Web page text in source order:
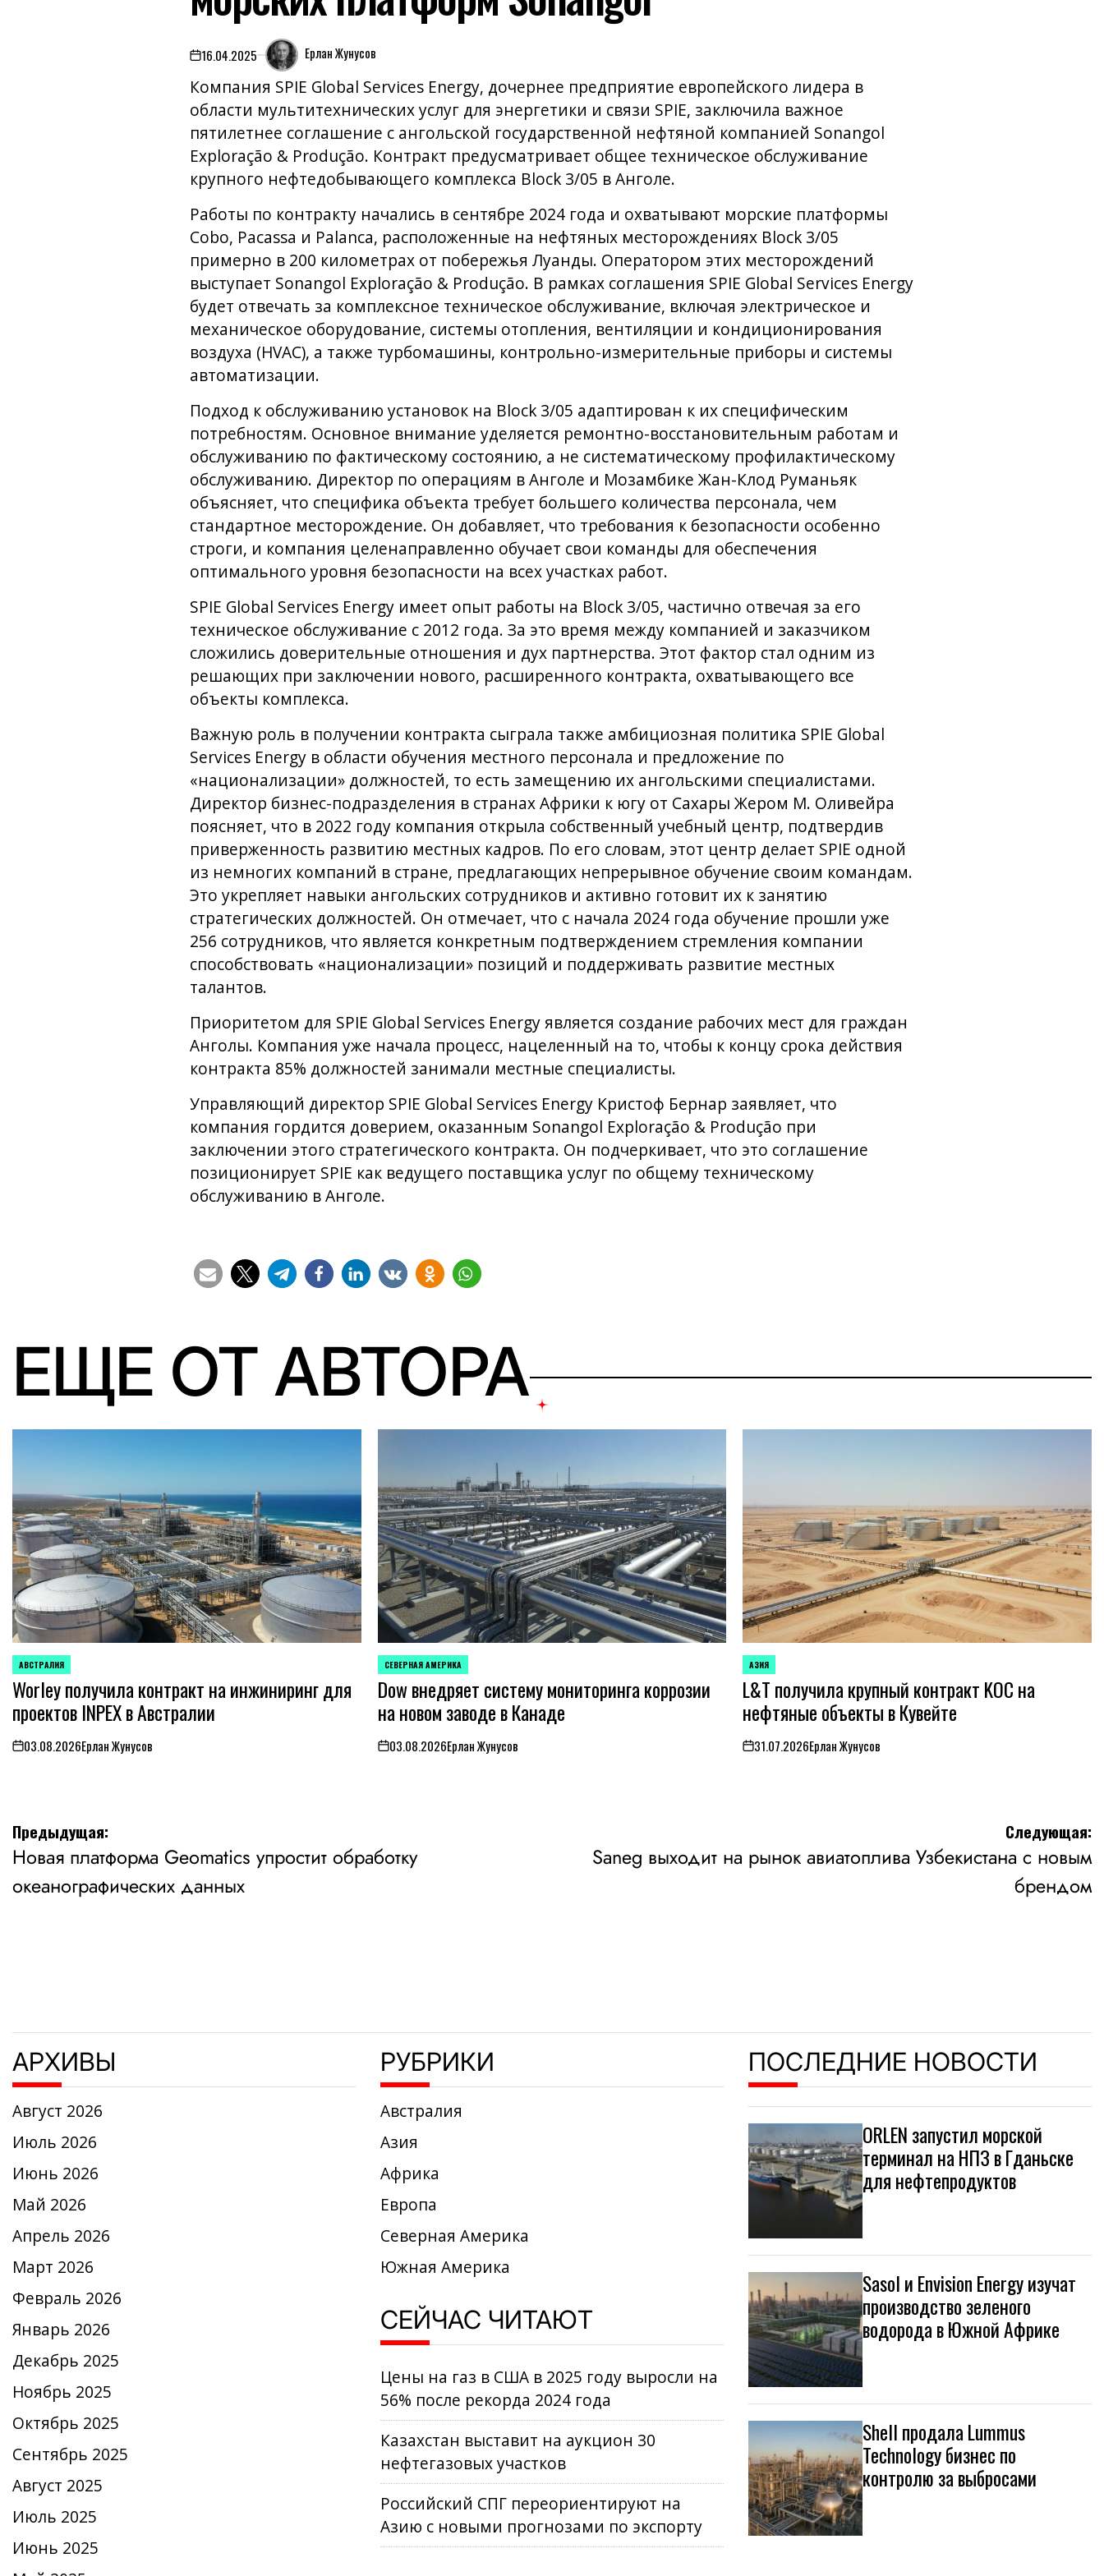
on16.04.2025 Ерлан Жунусов
Компания SPIE Global Services Energy, дочернее предприятие европейского лидера в
области мультитехнических услуг для энергетики и связи SPIE, заключила важное
пятилетнее соглашение с ангольской государственной нефтяной компанией Sonangol
Exploração & Produção. Контракт предусматривает общее техническое обслуживание
крупного нефтедобывающего комплекса Block 3/05 в Анголе.
Работы по контракту начались в сентябре 2024 года и охватывают морские платформы
Cobo, Pacassa и Palanca, расположенные на нефтяных месторождениях Block 3/05
примерно в 200 километрах от побережья Луанды. Оператором этих месторождений
выступает Sonangol Exploração & Produção. В рамках соглашения SPIE Global Services Energy
будет отвечать за комплексное техническое обслуживание, включая электрическое и
механическое оборудование, системы отопления, вентиляции и кондиционирования
воздуха (HVAC), а также турбомашины, контрольно-измерительные приборы и системы
автоматизации.
Подход к обслуживанию установок на Block 3/05 адаптирован к их специфическим
потребностям. Основное внимание уделяется ремонтно-восстановительным работам и
обслуживанию по фактическому состоянию, а не систематическому профилактическому
обслуживанию. Директор по операциям в Анголе и Мозамбике Жан-Клод Руманьяк
объясняет, что специфика объекта требует большего количества персонала, чем
стандартное месторождение. Он добавляет, что требования к безопасности особенно
строги, и компания целенаправленно обучает свои команды для обеспечения
оптимального уровня безопасности на всех участках работ.
SPIE Global Services Energy имеет опыт работы на Block 3/05, частично отвечая за его
техническое обслуживание с 2012 года. За это время между компанией и заказчиком
сложились доверительные отношения и дух партнерства. Этот фактор стал одним из
решающих при заключении нового, расширенного контракта, охватывающего все
объекты комплекса.
Важную роль в получении контракта сыграла также амбициозная политика SPIE Global
Services Energy в области обучения местного персонала и предложение по
«национализации» должностей, то есть замещению их ангольскими специалистами.
Директор бизнес-подразделения в странах Африки к югу от Сахары Жером М. Оливейра
поясняет, что в 2022 году компания открыла собственный учебный центр, подтвердив
приверженность развитию местных кадров. По его словам, этот центр делает SPIE одной
из немногих компаний в стране, предлагающих непрерывное обучение своим командам.
Это укрепляет навыки ангольских сотрудников и активно готовит их к занятию
стратегических должностей. Он отмечает, что с начала 2024 года обучение прошли уже
256 сотрудников, что является конкретным подтверждением стремления компании
способствовать «национализации» позиций и поддерживать развитие местных
талантов.
Приоритетом для SPIE Global Services Energy является создание рабочих мест для граждан
Анголы. Компания уже начала процесс, нацеленный на то, чтобы к концу срока действия
контракта 85% должностей занимали местные специалисты.
Управляющий директор SPIE Global Services Energy Кристоф Бернар заявляет, что
компания гордится доверием, оказанным Sonangol Exploração & Produção при
заключении этого стратегического контракта. Он подчеркивает, что это соглашение
позиционирует SPIE как ведущего поставщика услуг по общему техническому
обслуживанию в Анголе.
ЕЩЕ ОТ АВТОРА
ОПУБЛИКОВАНО
В
АВСТРАЛИЯ
Worley получила контракт на инжиниринг для
проектов INPEX в Австралии
on03.08.2026Ерлан Жунусов
ОПУБЛИКОВАНО
В
СЕВЕРНАЯ АМЕРИКА
Dow внедряет систему мониторинга коррозии
на новом заводе в Канаде
on03.08.2026Ерлан Жунусов
ОПУБЛИКОВАНО
В
АЗИЯ
L&T получила крупный контракт KOC на
нефтяные объекты в Кувейте
on31.07.2026Ерлан Жунусов
Навигация
по
записям
Предыдущая:
Новая платформа Geomatics упростит обработку
океанографических данных
Следующая:
Saneg выходит на рынок авиатоплива Узбекистана с новым
брендом
АРХИВЫ
Август 2026
Июль 2026
Июнь 2026
Май 2026
Апрель 2026
Март 2026
Февраль 2026
Январь 2026
Декабрь 2025
Ноябрь 2025
Октябрь 2025
Сентябрь 2025
Август 2025
Июль 2025
Июнь 2025
РУБРИКИ
Австралия
Азия
Африка
Европа
Северная Америка
Южная Америка
СЕЙЧАС ЧИТАЮТ
Цены на газ в США в 2025 году выросли на
56% после рекорда 2024 года
Казахстан выставит на аукцион 30
нефтегазовых участков
Российский СПГ переориентируют на
Азию с новыми прогнозами по экспорту
ПОСЛЕДНИЕ НОВОСТИ
ORLEN запустил морской
терминал на НПЗ в Гданьске
для нефтепродуктов
Sasol и Envision Energy изучат
производство зеленого
водорода в Южной Африке
Shell продала Lummus
Technology бизнес по
контролю за выбросами